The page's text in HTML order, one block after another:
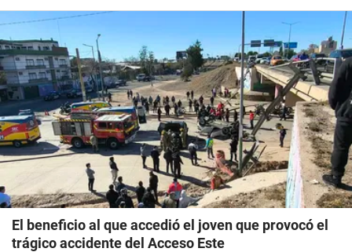
El beneficio al que accedió el joven que provocó el
trágico accidente del Acceso Este